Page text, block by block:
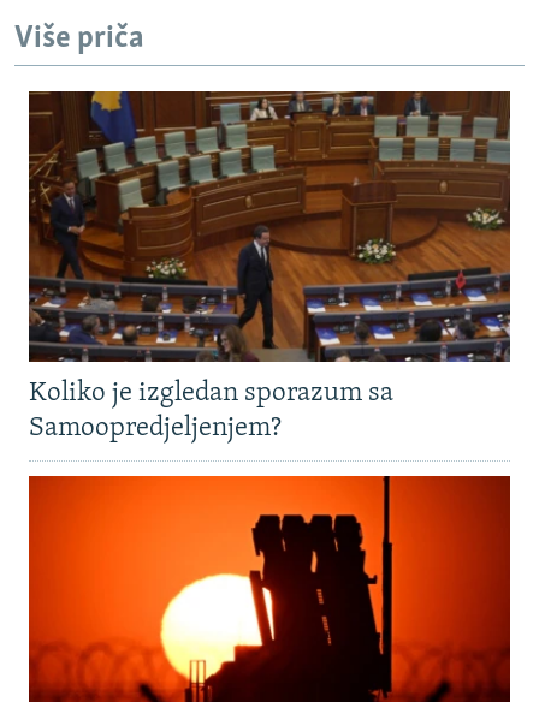
Više priča
Koliko je izgledan sporazum sa
Samoopredjeljenjem?